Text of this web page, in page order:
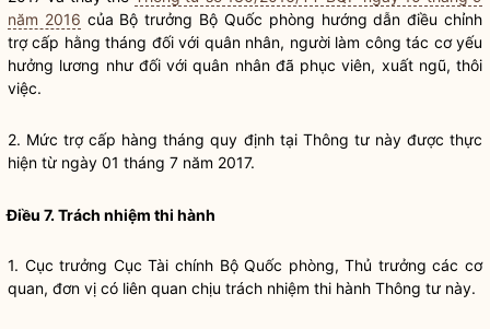
năm 2016 của Bộ trưởng Bộ Quốc phòng hướng dẫn điều chỉnh
trợ cấp hằng tháng đối với quân nhân, người làm công tác cơ yếu
hưởng lương như đối với quân nhân đã phục viên, xuất ngũ, thôi
việc.
2. Mức trợ cấp hàng tháng quy định tại Thông tư này được thực
hiện từ ngày 01 tháng 7 năm 2017.
Điều 7. Trách nhiệm thi hành
1. Cục trưởng Cục Tài chính Bộ Quốc phòng, Thủ trưởng các cơ
quan, đơn vị có liên quan chịu trách nhiệm thi hành Thông tư này.